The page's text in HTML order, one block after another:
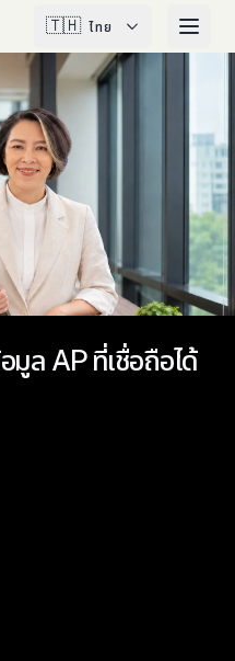
🇹🇭 ไทย
ล AP ที่เชื่อถือได้